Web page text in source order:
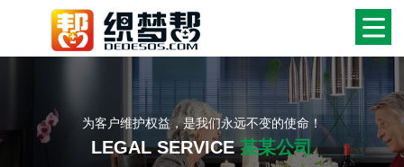
为客户维护权益，是我们永远不变的使命！
LEGAL SERVICE某某公司